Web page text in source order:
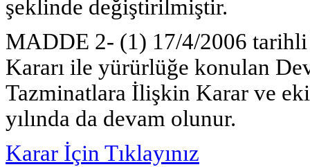
şeklinde değiştirilmiştir.
MADDE 2- (1) 17/4/2006 tarihli
Kararı ile yürürlüğe konulan
Tazminatlara İlişkin Karar ve
yılında da devam olunur.
Karar İçin Tıklayınız